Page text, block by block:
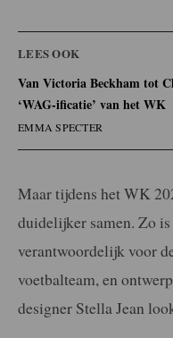
LEES OOK
⁠⁠Van Victoria Beckham tot
‘WAG-ificatie’ van het WK
EMMA SPECTER
Maar tijdens het WK
duidelijker samen. Zo
verantwoordelijk voor
voetbalteam, en
designer Stella Jean